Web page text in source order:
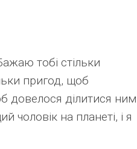
тобі стільки
пригод, щоб
довелося ділитися ним
чоловік на планеті, і я